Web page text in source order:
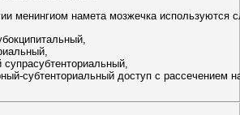
менингиом намета мозжечка используются
субтенториальный доступ с рассечением